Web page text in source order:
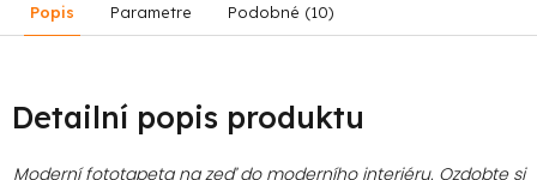
Popis Parametre Podobné (10)
Detailní popis produktu
Moderní fototapeta na zeď do moderního interiéru. Ozdobte si